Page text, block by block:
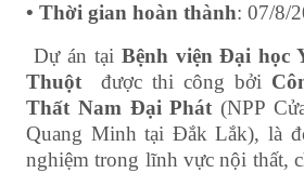
• Thời gian hoàn thành: 07/8/
Dự án tại Bệnh viện Đại học
Thuộtđược thi công bởi
Thất Nam Đại Phát(NPP
Quang Minh tại Đắk Lắk), là
nghiệm trong lĩnh vực nội thất,